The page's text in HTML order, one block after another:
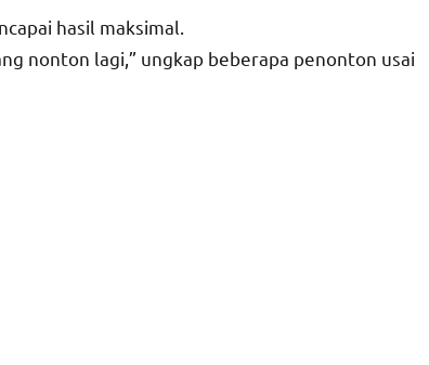
hasil maksimal.
nonton lagi,” ungkap beberapa penonton usai